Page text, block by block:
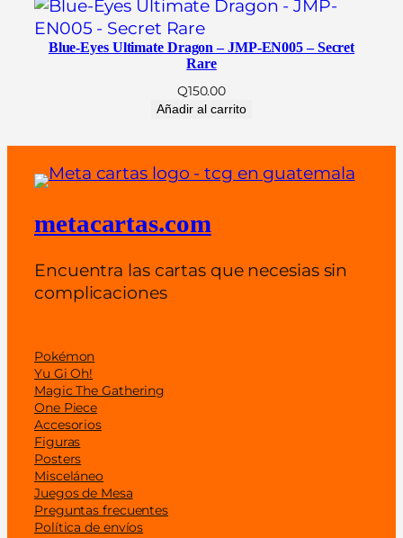
P
0
E
s
p
ñ
o
l
)
a
n
t
i
d
a
d
Blue-Eyes Ultimate Dragon – JMP-EN005 – Secret
Rare
Q150.00
Añadir al carrito
metacartas.com
Encuentra las cartas que necesias sin
complicaciones
Pokémon
Yu Gi Oh!
Magic The Gathering
One Piece
Accesorios
Figuras
Posters
Misceláneo
Juegos de Mesa
Preguntas frecuentes
Política de envíos